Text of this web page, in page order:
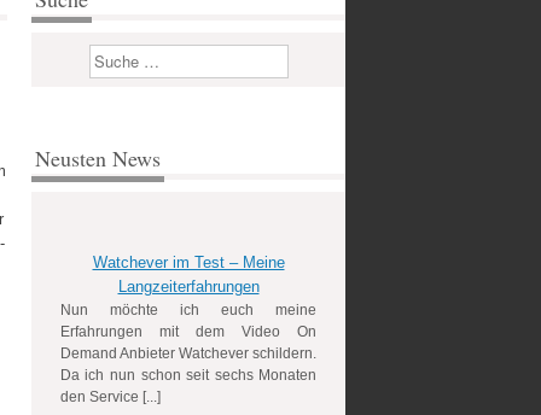
Suchen
Neusten News
Watchever im Test – Meine
Langzeiterfahrungen
Nun möchte ich euch meine
Erfahrungen mit dem Video On
Demand Anbieter Watchever schildern.
Da ich nun schon seit sechs Monaten
den Service [...]